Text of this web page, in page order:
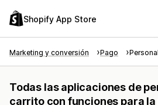
Shopify App Store
Marketing y conversión Pago
Todas las aplicaciones de
carrito con funciones para la